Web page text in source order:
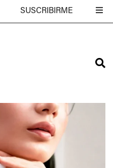
SUSCRIBIRME